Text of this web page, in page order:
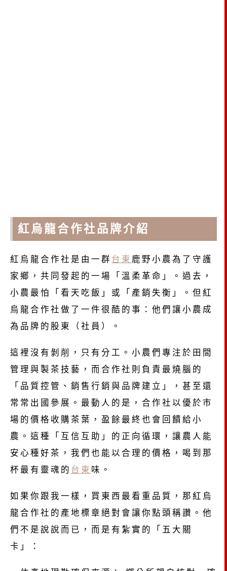
紅烏龍合作社品牌介紹
紅烏龍合作社是由一群 台東 鹿野小農為了守護
家鄉，共同發起的一場「溫柔革命」。過去，
小農最怕「看天吃飯」或「產銷失衡」。但紅
烏龍合作社做了一件很酷的事：他們讓小農成
為品牌的股東（社員）。
這裡沒有剝削，只有分工。小農們專注於田間
管理與製茶技藝，而合作社則負責最燒腦的
「品質控管、銷售行銷與品牌建立」，甚至還
常常出國參展。最動人的是，合作社以優於市
場的價格收購茶葉，盈餘最終也會回饋給小
農。這種「互信互助」的正向循環，讓農人能
安心種好茶，我們也能以合理的價格，喝到那
杯最有靈魂的 台東 味。
如果你跟我一樣，買東西最看重品質，那紅烏
龍合作社的產地標章絕對會讓你點頭稱讚。他
們不是說說而已，而是有紮實的「五大關
卡」：